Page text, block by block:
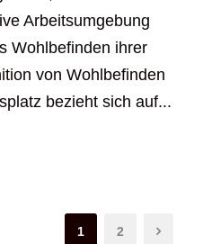
Arbeitsumgebung
Wohlbefinden ihrer
von Wohlbefinden
bezieht sich auf...
1 2